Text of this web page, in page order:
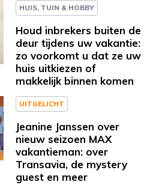
HUIS, TUIN & HOBBY
Houd inbrekers buiten de
deur tijdens uw vakantie:
zo voorkomt u dat ze uw
huis uitkiezen of
makkelijk binnen komen
UITGELICHT
Jeanine Janssen over
nieuw seizoen MAX
vakantieman: over
Transavia, de mystery
guest en meer